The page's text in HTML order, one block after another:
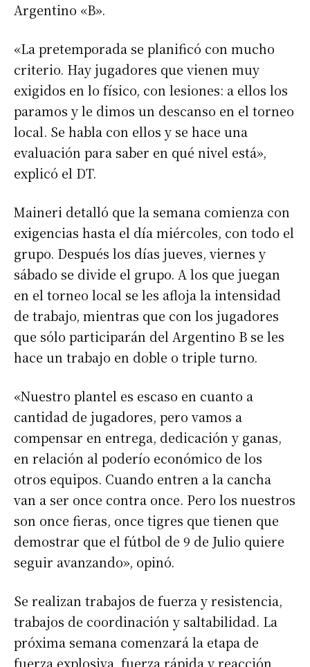
Argentino «B».
«La pretemporada se planificó con mucho
criterio. Hay jugadores que vienen muy
exigidos en lo físico, con lesiones: a ellos los
paramos y le dimos un descanso en el torneo
local. Se habla con ellos y se hace una
evaluación para saber en qué nivel está»,
explicó el DT.
Maineri detalló que la semana comienza con
exigencias hasta el día miércoles, con todo el
grupo. Después los días jueves, viernes y
sábado se divide el grupo. A los que juegan
en el torneo local se les afloja la intensidad
de trabajo, mientras que con los jugadores
que sólo participarán del Argentino B se les
hace un trabajo en doble o triple turno.
«Nuestro plantel es escaso en cuanto a
cantidad de jugadores, pero vamos a
compensar en entrega, dedicación y ganas,
en relación al poderío económico de los
otros equipos. Cuando entren a la cancha
van a ser once contra once. Pero los nuestros
son once fieras, once tigres que tienen que
demostrar que el fútbol de 9 de Julio quiere
seguir avanzando», opinó.
Se realizan trabajos de fuerza y resistencia,
trabajos de coordinación y saltabilidad. La
próxima semana comenzará la etapa de
fuerza explosiva, fuerza rápida y reacción